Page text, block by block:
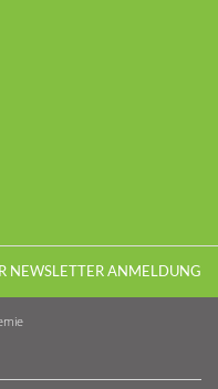
öffnet
öffnet
NEWSLETTER ANMELDUNG